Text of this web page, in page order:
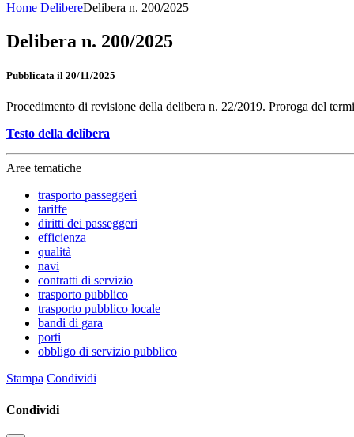
Home DelibereDelibera n. 200/2025
Delibera n. 200/2025
Pubblicata il 20/11/2025
Procedimento di revisione della delibera n. 22/2019. Proroga del
Testo della delibera
Aree tematiche
trasporto passeggeri
tariffe
diritti dei passeggeri
efficienza
qualità
navi
contratti di servizio
trasporto pubblico
trasporto pubblico locale
bandi di gara
porti
obbligo di servizio pubblico
Stampa Condividi
Condividi